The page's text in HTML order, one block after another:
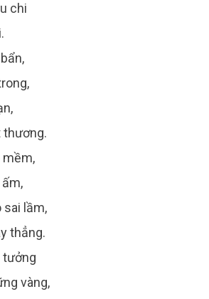
chi
thương.
mềm,
sai lầm,
thẳng.
tưởng
vàng,